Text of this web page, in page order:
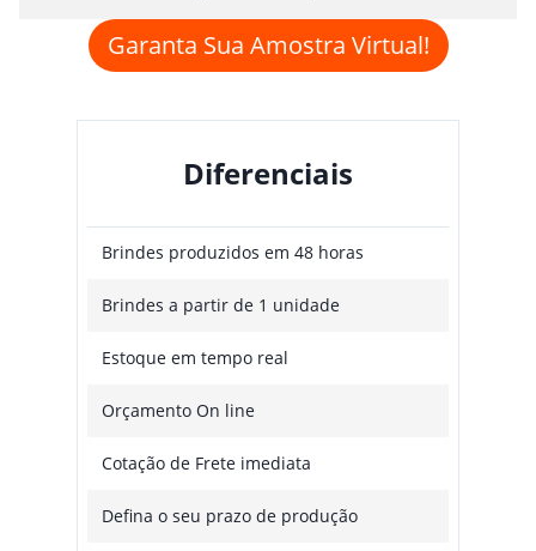
Garanta Sua Amostra Virtual!
Diferenciais
Brindes produzidos em 48 horas
Brindes a partir de 1 unidade
Estoque em tempo real
Orçamento On line
Cotação de Frete imediata
Defina o seu prazo de produção